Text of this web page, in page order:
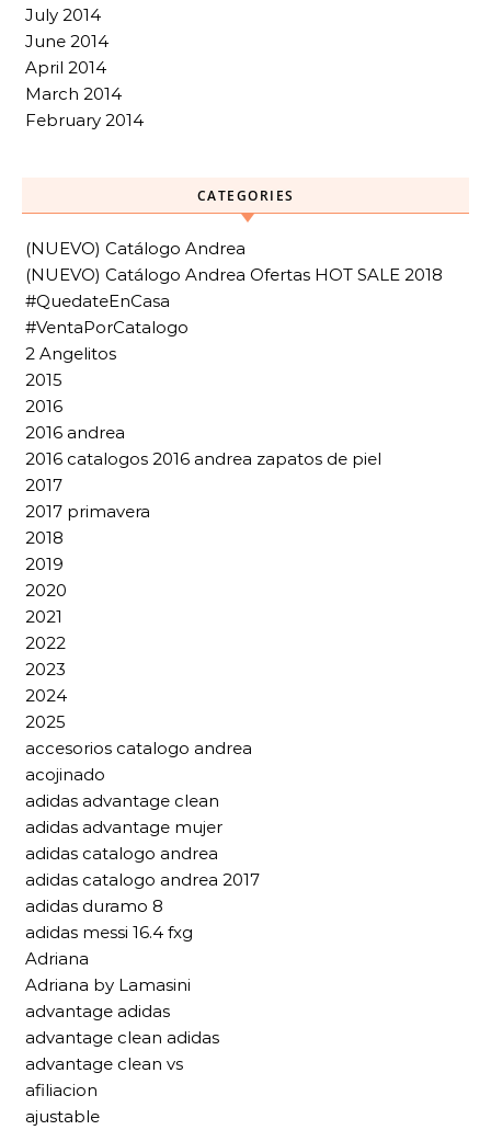
July 2014
June 2014
April 2014
March 2014
February 2014
CATEGORIES
(NUEVO) Catálogo Andrea
(NUEVO) Catálogo Andrea Ofertas HOT SALE 2018
#QuedateEnCasa
#VentaPorCatalogo
2 Angelitos
2015
2016
2016 andrea
2016 catalogos 2016 andrea zapatos de piel
2017
2017 primavera
2018
2019
2020
2021
2022
2023
2024
2025
accesorios catalogo andrea
acojinado
adidas advantage clean
adidas advantage mujer
adidas catalogo andrea
adidas catalogo andrea 2017
adidas duramo 8
adidas messi 16.4 fxg
Adriana
Adriana by Lamasini
advantage adidas
advantage clean adidas
advantage clean vs
afiliacion
ajustable